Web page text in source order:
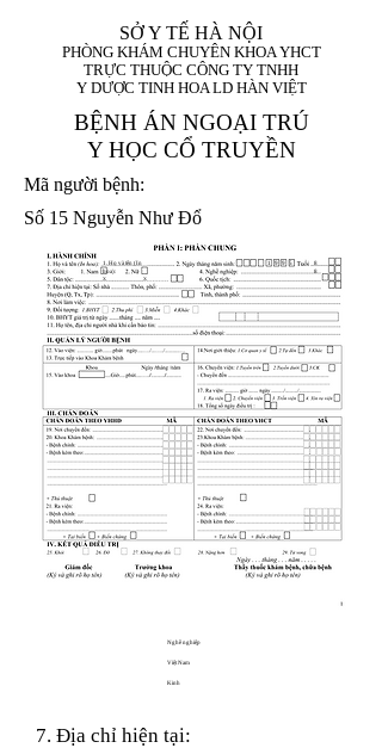
SỞ Y TẾ HÀ NỘI
PHÒNG KHÁM CHUYÊN KHOA YHCT
TRỰC THUỘC CÔNG TY TNHH
Y DƯỢC TINH HOA LD HÀN VIỆT
BỆNH ÁN NGOẠI TRÚ
Y HỌC CỔ TRUYỀN
Mã người bệnh:
Số 15 Nguyễn Như Đổ
1. Họ và tên (In
hoa):
1 9 9 5
8
8
X
X
Nghề nghiệp
Việt Nam
Kinh
7. Địa chỉ hiện tại: